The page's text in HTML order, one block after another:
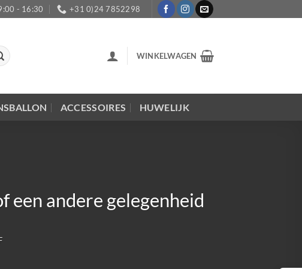
- 16:30 +31 0)24 7852298
WINKELWAGEN
ACCESSOIRES HUWELIJK
een andere gelegenheid